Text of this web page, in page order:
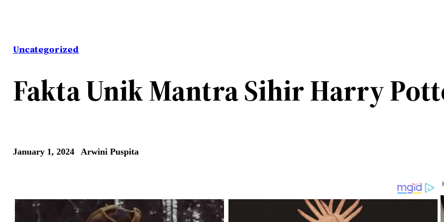
Uncategorized
Fakta Unik Mantra Sihir Harry
January 1, 2024 Arwini Puspita